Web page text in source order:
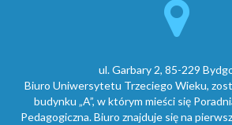
ul. Garbary 2, 85-229
Biuro Uniwersytetu Trzeciego Wieku,
budynku „A”, w którym mieści się
Pedagogiczna. Biuro znajduje się na